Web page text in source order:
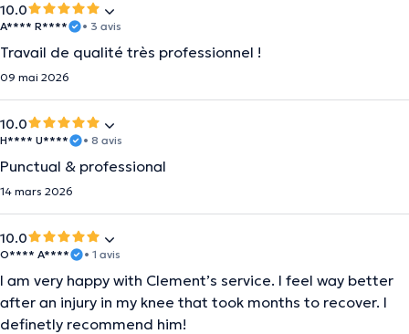
10.0
A**** R**** • 3 avis
Travail de qualité très professionnel !
09 mai 2026
10.0
H**** U**** • 8 avis
Punctual & professional
14 mars 2026
10.0
O**** A**** • 1 avis
I am very happy with Clement’s service. I feel way better
after an injury in my knee that took months to recover. I
definetly recommend him!